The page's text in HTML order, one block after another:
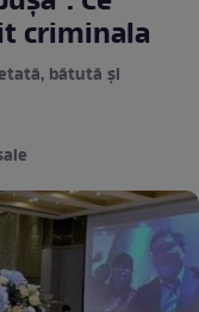
criminala
bătută și